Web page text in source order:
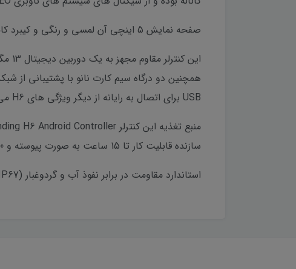
صفحه نمایش 5 اینچی آن لمسی و رنگی و کیبرد کامل برای ورود اطلاعات می باشد.
این کنترلر مقاوم مجهز به یک دوربین دیجیتال 13 مگاپیکسلی در قسمت پشتی بدنه با قابلیت آتوفوکوس یا همان وضوح خودکار تصویر است.
USB برای اتصال به رایانه از دیگر ویژگی های H6 می باشند.
سازنده قابلیت کار تا 15 ساعت به صورت پیوسته و 250 ساعت در حالت استندبای خواهد داشت.
استاندارد مقاومت در برابر نفوذ آب و گردوغبار (IP67) و محافظت در برابر سقوط از ارتفاع 1.5 متری از شاخصه های استحکام و دوام آن می باشند.